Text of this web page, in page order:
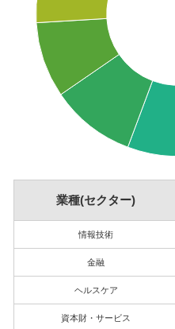
業種(セクター)
情報技術
金融
ヘルスケア
資本財・サービス